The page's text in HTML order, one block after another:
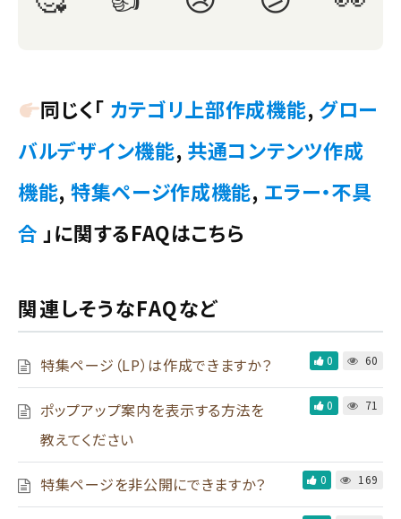
同じく「 カテゴリ上部作成機能, グロー
バルデザイン機能, 共通コンテンツ作成
機能, 特集ページ作成機能, エラー・不具
合 」に関するFAQはこちら
関連しそうなFAQなど
特集ページ（LP）は作成できますか？ 0 60
ポップアップ案内を表示する方法を
教えてください
0 71
特集ページを非公開にできますか？ 0 169